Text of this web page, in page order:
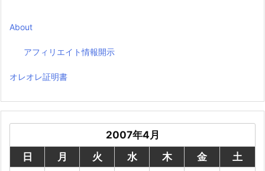
About
アフィリエイト情報開示
オレオレ証明書
2007年4月
日
月 火 水 木 金
土